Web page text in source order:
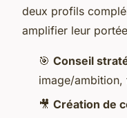
deux profils
amplifier leur
🎯 Conseil
image/ambition,
🎥 Création de